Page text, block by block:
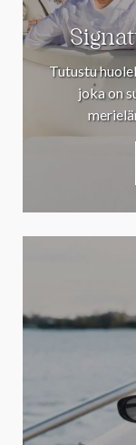
Tutustu
joka on